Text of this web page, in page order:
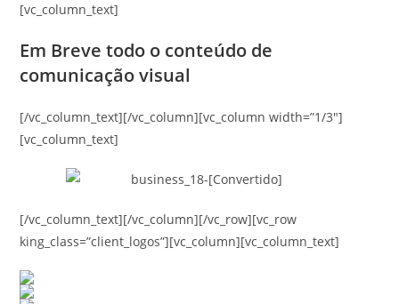
[vc_column_text]
Em Breve todo o conteúdo de
comunicação visual
[/vc_column_text][/vc_column][vc_column width=”1/3″]
[vc_column_text]
[/vc_column_text][/vc_column][/vc_row][vc_row
king_class=”client_logos”][vc_column][vc_column_text]